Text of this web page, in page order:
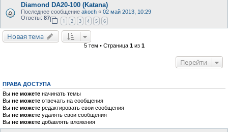
Diamond DA20-100 (Katana)
Последнее сообщение akoch « 02 май 2013, 10:29
Ответы: 87
1 2 3 4 5 6
Новая тема
5 тем • Страница 1из 1
Перейти
ПРАВА ДОСТУПА
Вы не можете начинать темы
Вы не можете отвечать на сообщения
Вы не можете редактировать свои сообщения
Вы не можете удалять свои сообщения
Вы не можете добавлять вложения